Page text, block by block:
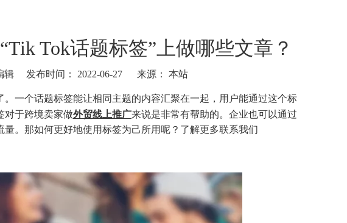
Tok话题标签”上做哪些文章？
辑 发布时间： 2022-06-27 来源： 本站
一个话题标签能让相同主题的内容汇聚在一起，用户能通过这个标
对于跨境卖家做外贸线上推广来说是非常有帮助的。企业也可以通过
。那如何更好地使用标签为己所用呢？了解更多联系我们